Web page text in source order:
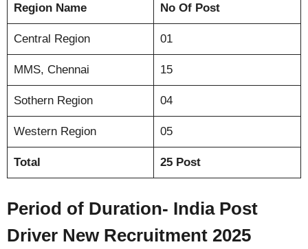
Region Name No Of Post
Central Region 01
MMS, Chennai 15
Sothern Region 04
Western Region 05
Total 25 Post
Period of Duration- India Post
Driver New Recruitment 2025